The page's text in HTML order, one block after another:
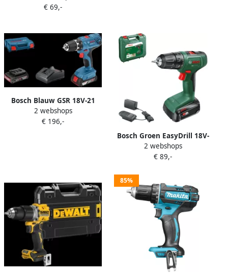
Accuschroefboormachine
€ 69,-
Bosch Blauw GSR 18V-21
Professional | Accu
Schroefboormachine | L-
2 webshops
€ 196,-
Bosch Groen EasyDrill 18V-
40 |
Accuschroefboormachine
Accu en Lader 06039D8004
2 webshops
€ 89,-
85%